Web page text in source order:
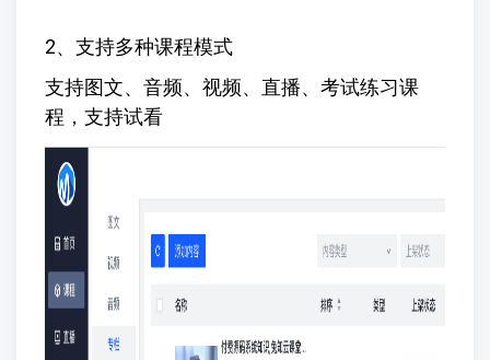
2、支持多种课程模式
支持图文、音频、视频、直播、考试练习课
程，支持试看